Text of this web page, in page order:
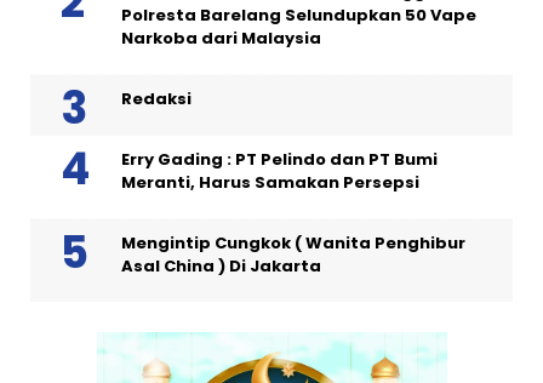
Polresta Barelang Selundupkan 50 Vape
Narkoba dari Malaysia
Redaksi
Erry Gading : PT Pelindo dan PT Bumi
Meranti, Harus Samakan Persepsi
Mengintip Cungkok ( Wanita Penghibur
Asal China ) Di Jakarta